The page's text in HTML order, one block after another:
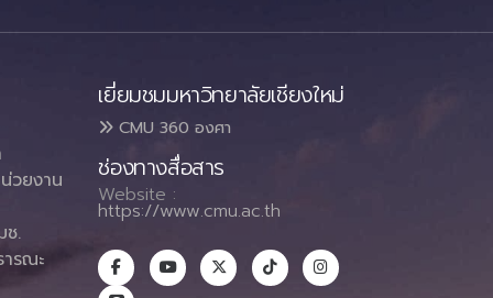
วยงาน
ช.
รณะ
เยี่ยมชมมหาวิทยาลัยเชียงใหม่
CMU 360 องศา
ช่องทางสื่อสาร
Website :
https://www.cmu.ac.th